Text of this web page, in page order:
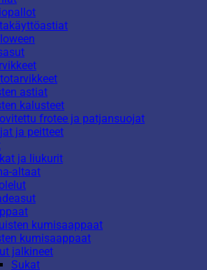
astiat
kalusteet
frotee ja patjansuojat
ja peitteet
ja liukurit
altaat
kumisaappaat
kumisaappaat
jalkineet
Sukat